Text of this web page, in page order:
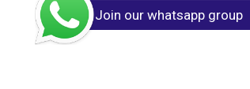
Join our whatsapp group